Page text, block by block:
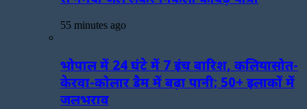
55 minutes ago
भोपाल में 24 घंटे में 7 इंच बारिश, कलियासोत-
केरवा-कोलार डैम में बढ़ा पानी; 50+ इलाकों में
जलभराव